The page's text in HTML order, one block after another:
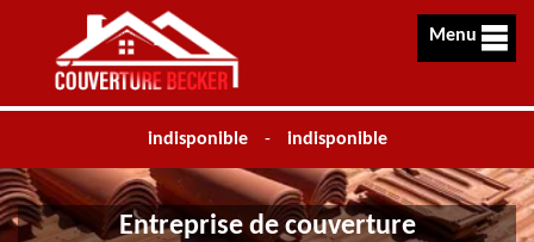
Menu
indisponible - indisponible
Entreprise de couverture